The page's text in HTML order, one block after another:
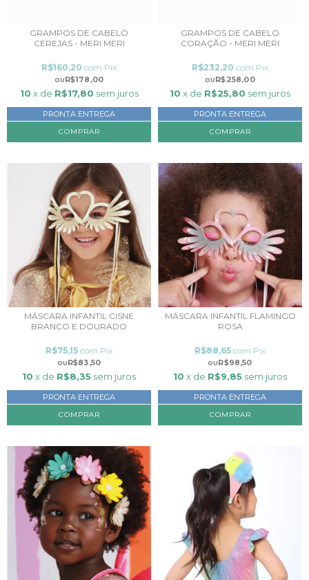
GRAMPOS DE CABELO
CEREJAS - MERI MERI
R$178,00
R$160,20 com Pix
10 x de R$17,80 sem juros
PRONTA ENTREGA
GRAMPOS DE CABELO
CORAÇÃO - MERI MERI
R$258,00
R$232,20 com Pix
10 x de R$25,80 sem juros
PRONTA ENTREGA
MÁSCARA INFANTIL CISNE
BRANCO E DOURADO
R$83,50
R$75,15 com Pix
10 x de R$8,35 sem juros
PRONTA ENTREGA
MÁSCARA INFANTIL FLAMINGO
ROSA
R$98,50
R$88,65 com Pix
10 x de R$9,85 sem juros
PRONTA ENTREGA